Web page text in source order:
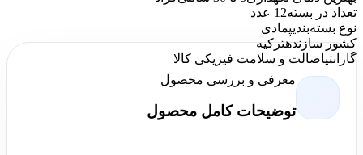
تعداد در بسته12 عدد
نوع بسته‌بندیپمادی
کشور سازندهترکیه
گارانتیاصالت و سلامت فیزیکی کالا
معرفی و بررسی محصول
توضیحات کامل محصول